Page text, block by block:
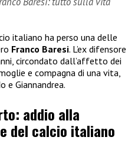
italiano ha perso una delle
Franco Baresi. L’ex difensore
circondato dall’affetto dei
e compagna di una vita,
e Giannandrea.
addio alla
del calcio italiano